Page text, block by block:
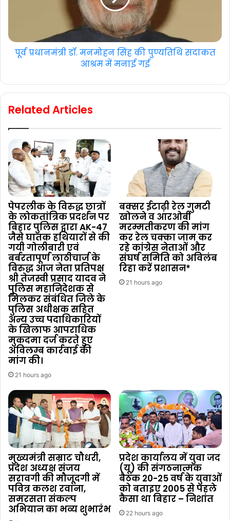
पूर्व प्रधानमंत्री डॉ. मनमोहन सिंह की पुण्यतिथि सदाकत
आश्रम में मनाई गई
Related Articles
पेपरलीक के विरुद्ध छात्रों
के लोकतांत्रिक प्रदर्शन पर
बिहार पुलिस द्वारा AK-47
जैसे घातक हथियारों से की
गयी गोलीबारी एवं
बर्बरतापूर्ण लाठीचार्ज के
विरुद्ध आज नेता प्रतिपक्ष
श्री तेजस्वी प्रसाद यादव ने
पुलिस महानिदेशक से
मिलकर संबंधित जिले के
पुलिस अधीक्षक सहित
अन्य उच्च पदाधिकारियों
के खिलाफ आपराधिक
मुकदमा दर्ज करते हुए
अविलम्ब कार्रवाई की
मांग की।
21 hours ago
बक्सर ईटाढ़ी रेल गुमटी
खोलने व आरओबी
मरम्मतीकरण की मांग
कर रेल चक्का जाम कर
रहे कांग्रेस नेताओं और
संघर्ष समिति को अविलंब
रिहा करें प्रशासन*
21 hours ago
मुख्यमंत्री सम्राट चौधरी,
प्रदेश अध्यक्ष संजय
सरावगी की मौजूदगी में
पवित्र कलश रवाना,
समरसता संकल्प
अभियान का भव्य शुभारंभ
प्रदेश कार्यालय में युवा जद
(यू) की संगठनात्मक
बैठक 20-25 वर्ष के युवाओं
को बताइए 2005 से पहले
कैसा था बिहार – निशांत
22 hours ago